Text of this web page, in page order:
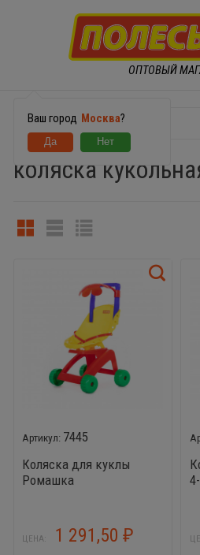
ОПТОВЫЙ
Ваш город Москва?
коляска
7445
Коляска для куклы
Ромашка
ЦЕНА: 1 291,50 ₽